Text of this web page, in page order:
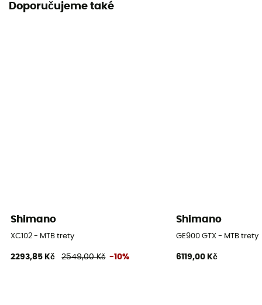
Doporučujeme také
Shimano
XC102 - MTB trety
2293,85 Kč 2549,00 Kč -10%
Shimano
GE900 GTX - MTB trety
6119,00 Kč